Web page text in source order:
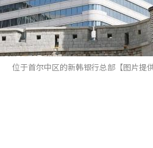
位于首尔中区的新韩银行总部【图片提